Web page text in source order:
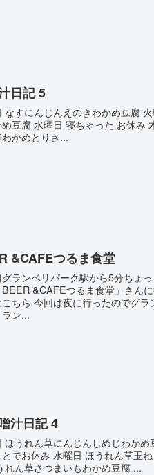
日記 5
なすにんじんえのきわかめ豆腐
め豆腐 水曜日 寝ちゃった お休み
かめとりさ...
&CAFEつるま食堂
ランベリパーク駅から5分ちょ
BEER &CAFEつるま食堂」さん
こちら 今回は夜に行ったのでグ
ン...
汁日記 4
ほうれん草にんじんしめじわか
とでお休み 水曜日 ほうれん草玉
れん草さつまいもわかめ豆腐 ...